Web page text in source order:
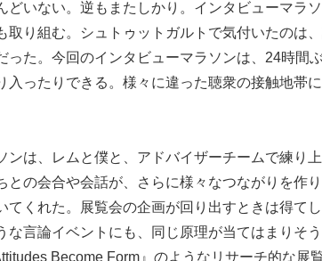
どいない。逆もまたしかり。インタビューマラ
取り組む。シュトゥットガルトで気付いたのは
った。今回のインタビューマラソンは、24時間
入ったりできる。様々に違った聴衆の接触地帯
ンは、レムと僕と、アドバイザーチームで練り
との会合や会話が、さらに様々なつながりを作
てくれた。展覧会の企画が回り出すときは得て
な言論イベントにも、同じ原理が当てはまりそ
Become Form』のようなリサーチ的な展